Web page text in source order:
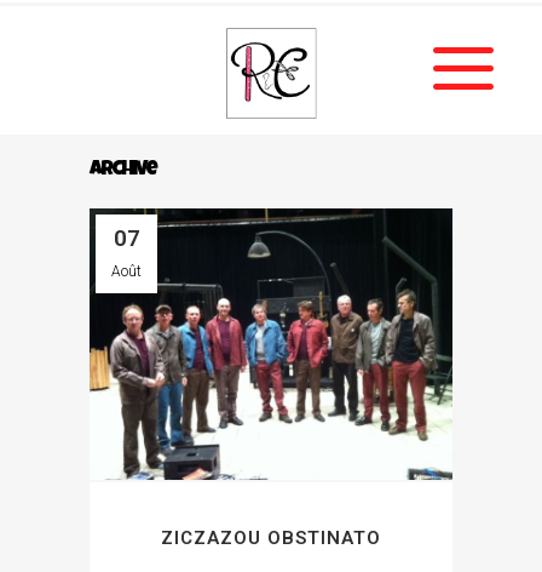
Archive
07
Août
ZICZAZOU OBSTINATO